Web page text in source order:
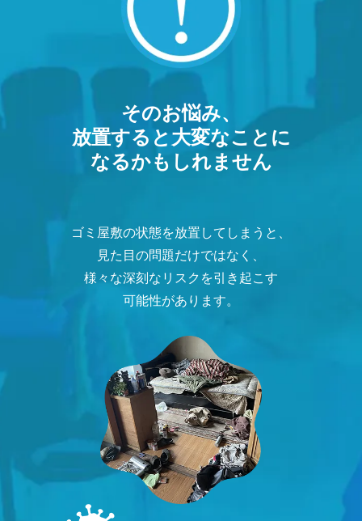
そのお悩み、
放置すると大変なことに
なるかもしれません
ゴミ屋敷の状態を放置してしまうと、
見た目の問題だけではなく、
様々な深刻なリスクを引き起こす
可能性があります。